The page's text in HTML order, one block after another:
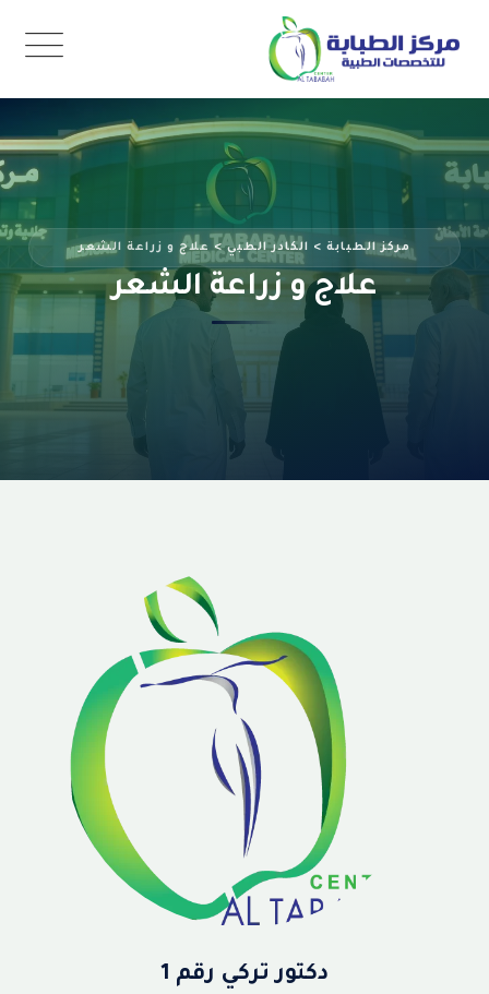
content
علاج و زراعة الشعر
مركز الطبابة > الكادر الطبي> علاج و زراعة الشعر
دكتور تركي رقم 1